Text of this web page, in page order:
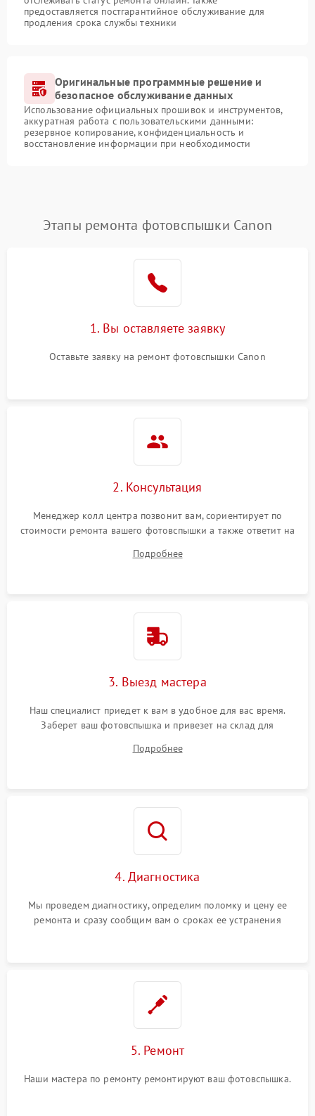
предоставляется постгарантийное обслуживание для
продления срока службы техники
Оригинальные программные решение и
безопасное обслуживание данных
Использование официальных прошивок и инструментов,
аккуратная работа с пользовательскими данными:
резервное копирование, конфиденциальность и
восстановление информации при необходимости
Этапы ремонта фотовспышки Canon
1. Вы оставляете заявку
Оставьте заявку на ремонт фотовспышки Canon
2. Консультация
Менеджер колл центра позвонит вам, сориентирует по
стоимости ремонта вашего фотовспышки а также ответит на
Подробнее
3. Выезд мастера
Наш специалист приедет к вам в удобное для вас время.
Заберет ваш фотовспышка и привезет на склад для
Подробнее
4. Диагностика
Мы проведем диагностику, определим поломку и цену ее
ремонта и сразу сообщим вам о сроках ее устранения
5. Ремонт
Наши мастера по ремонту ремонтируют ваш фотовспышка.